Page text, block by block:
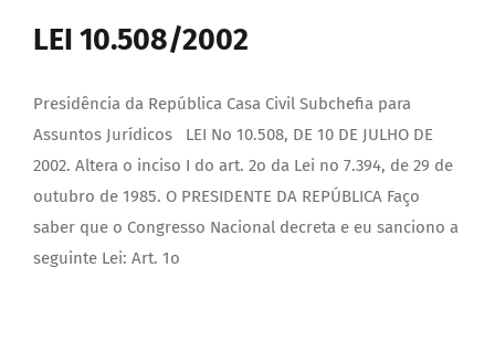
DOCUMENTOS
LEGISLAÇÃO
LEI 10.508/2002
Presidência da República Casa Civil Subchefia para
Assuntos Jurídicos LEI No 10.508, DE 10 DE JULHO DE
2002. Altera o inciso I do art. 2o da Lei no 7.394, de 29 de
outubro de 1985. O PRESIDENTE DA REPÚBLICA Faço
saber que o Congresso Nacional decreta e eu sanciono a
seguinte Lei: Art. 1o